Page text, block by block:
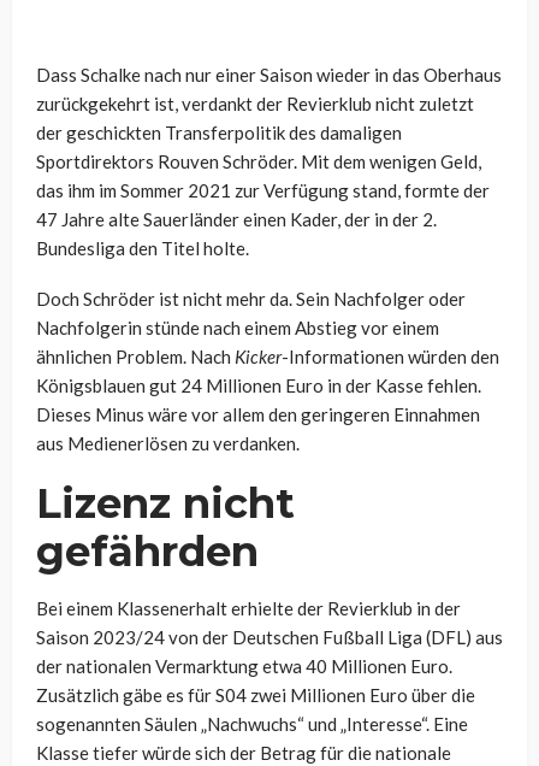
Dass Schalke nach nur einer Saison wieder in das Oberhaus
zurückgekehrt ist, verdankt der Revierklub nicht zuletzt
der geschickten Transferpolitik des damaligen
Sportdirektors Rouven Schröder. Mit dem wenigen Geld,
das ihm im Sommer 2021 zur Verfügung stand, formte der
47 Jahre alte Sauerländer einen Kader, der in der 2.
Bundesliga den Titel holte.
Doch Schröder ist nicht mehr da. Sein Nachfolger oder
Nachfolgerin stünde nach einem Abstieg vor einem
ähnlichen Problem. Nach Kicker-Informationen würden den
Königsblauen gut 24 Millionen Euro in der Kasse fehlen.
Dieses Minus wäre vor allem den geringeren Einnahmen
aus Medienerlösen zu verdanken.
Lizenz nicht
gefährden
Bei einem Klassenerhalt erhielte der Revierklub in der
Saison 2023/24 von der Deutschen Fußball Liga (DFL) aus
der nationalen Vermarktung etwa 40 Millionen Euro.
Zusätzlich gäbe es für S04 zwei Millionen Euro über die
sogenannten Säulen „Nachwuchs“ und „Interesse“. Eine
Klasse tiefer würde sich der Betrag für die nationale